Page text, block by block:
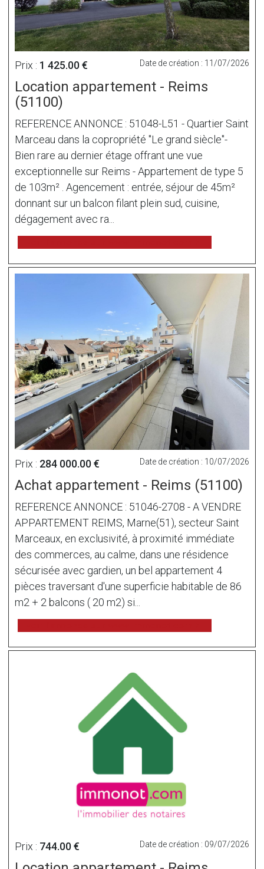
Prix : 1 425.00 € Date de création : 11/07/2026
Location appartement - Reims
(51100)
REFERENCE ANNONCE : 51048-L51 - Quartier Saint
Marceau dans la copropriété "Le grand siècle"-
Bien rare au dernier étage offrant une vue
exceptionnelle sur Reims - Appartement de type 5
de 103m² . Agencement : entrée, séjour de 45m²
donnant sur un balcon filant plein sud, cuisine,
dégagement avec ra...
Prix : 284 000.00 € Date de création : 10/07/2026
Achat appartement - Reims (51100)
REFERENCE ANNONCE : 51046-2708 - A VENDRE
APPARTEMENT REIMS, Marne(51), secteur Saint
Marceaux, en exclusivité, à proximité immédiate
des commerces, au calme, dans une résidence
sécurisée avec gardien, un bel appartement 4
pièces traversant d'une superficie habitable de 86
m2 + 2 balcons ( 20 m2) si...
Prix : 744.00 € Date de création : 09/07/2026